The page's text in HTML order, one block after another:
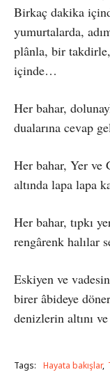
Birkaç dakika
yumurtalarda,
plânla, bir takdirle,
içinde…
Her bahar,
dualarına cevap
Her bahar, Yer
altında lapa lapa
Her bahar, tıpkı
rengârenk halılar
Eskiyen ve
birer âbideye
denizlerin altını
Tags: Hayata bakışlar